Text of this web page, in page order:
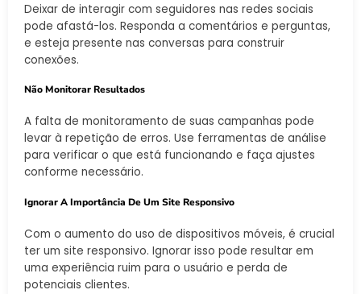
Deixar de interagir com seguidores nas redes sociais
pode afastá-los. Responda a comentários e perguntas,
e esteja presente nas conversas para construir
conexões.
Não Monitorar Resultados
A falta de monitoramento de suas campanhas pode
levar à repetição de erros. Use ferramentas de análise
para verificar o que está funcionando e faça ajustes
conforme necessário.
Ignorar A Importância De Um Site Responsivo
Com o aumento do uso de dispositivos móveis, é crucial
ter um site responsivo. Ignorar isso pode resultar em
uma experiência ruim para o usuário e perda de
potenciais clientes.